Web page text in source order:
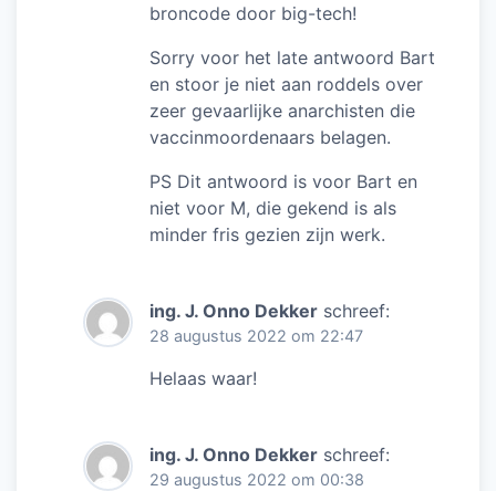
broncode door big-tech!
Sorry voor het late antwoord Bart
en stoor je niet aan roddels over
zeer gevaarlijke anarchisten die
vaccinmoordenaars belagen.
PS Dit antwoord is voor Bart en
niet voor M, die gekend is als
minder fris gezien zijn werk.
ing. J. Onno Dekker schreef:
28 augustus 2022 om 22:47
Helaas waar!
ing. J. Onno Dekker schreef:
29 augustus 2022 om 00:38